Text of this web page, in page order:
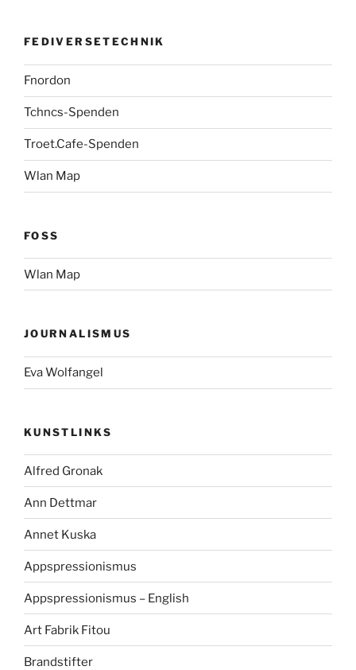
FEDIVERSETECHNIK
Fnordon
Tchncs-Spenden
Troet.Cafe-Spenden
Wlan Map
FOSS
Wlan Map
JOURNALISMUS
Eva Wolfangel
KUNSTLINKS
Alfred Gronak
Ann Dettmar
Annet Kuska
Appspressionismus
Appspressionismus – English
Art Fabrik Fitou
Brandstifter